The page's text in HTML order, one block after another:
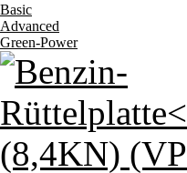
Basic
Advanced
Green-Power